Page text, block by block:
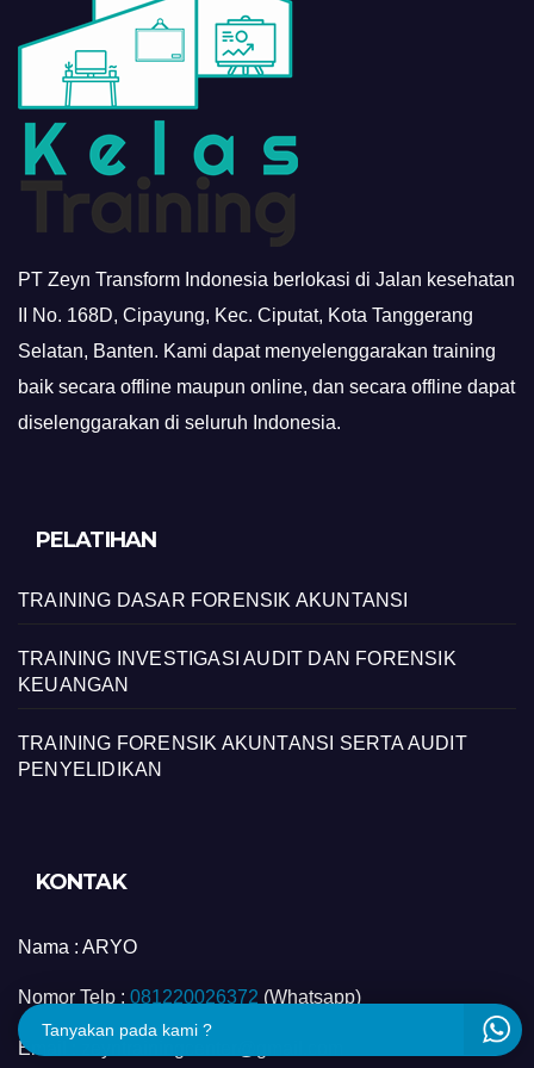
PT Zeyn Transform Indonesia berlokasi di Jalan kesehatan
II No. 168D, Cipayung, Kec. Ciputat, Kota Tanggerang
Selatan, Banten. Kami dapat menyelenggarakan training
baik secara offline maupun online, dan secara offline dapat
diselenggarakan di seluruh Indonesia.
PELATIHAN
TRAINING DASAR FORENSIK AKUNTANSI
TRAINING INVESTIGASI AUDIT DAN FORENSIK
KEUANGAN
TRAINING FORENSIK AKUNTANSI SERTA AUDIT
PENYELIDIKAN
KONTAK
Nama : ARYO
Nomor Telp : 081220026372 (Whatsapp)
Email : zeyntrainingcenter@gmail.com
Tanyakan pada kami ?